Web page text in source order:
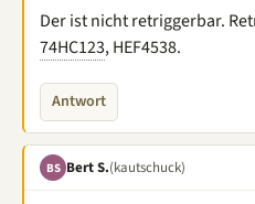
Der ist nicht retriggerbar.
74HC123, HEF4538.
Antwort
BS Bert S.(kautschuck)